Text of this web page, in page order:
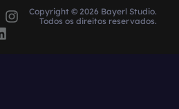
Copyright © 2026 Bayerl Studio.
Todos os direitos reservados.